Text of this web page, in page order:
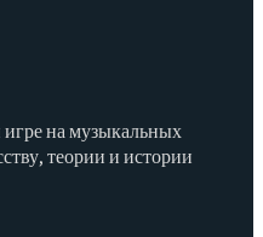
на музыкальных
теории и истории